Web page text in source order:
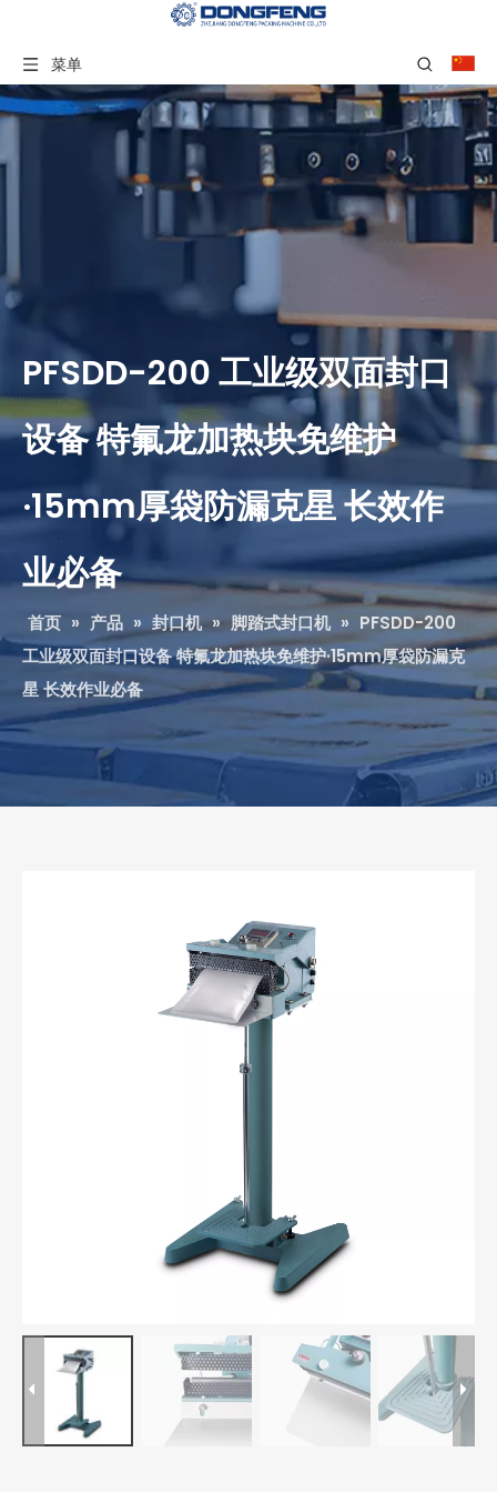
菜单
PFSDD-200 工业级双面封口
设备 特氟龙加热块免维护
·15mm厚袋防漏克星 长效作
业必备‌
首页 » 产品 » 封口机 » 脚踏式封口机 » PFSDD-200
工业级双面封口设备 特氟龙加热块免维护·15mm厚袋防漏克
星 长效作业必备‌